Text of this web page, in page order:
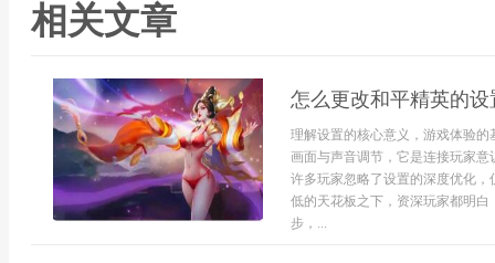
相关文章
怎么更改和平精英的
理解设置的核心意义，游戏体验
画面与声音调节，它是连接玩家
许多玩家忽略了设置的深度优化
低的天花板之下，资深玩家都明
步，...